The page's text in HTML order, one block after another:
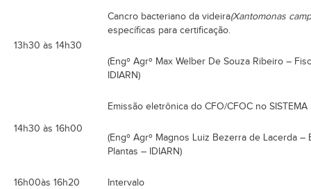
13h30 às 14h30
Cancro bacteriano da videira(Xantomonas
específicas para certificação.
(Engº Agrº Max Welber De Souza Ribeiro –
IDIARN)
14h30 às 16h00
Emissão eletrônica do CFO/CFOC no SISTEMA
(Engº Agrº Magnos Luiz Bezerra de Lacerda –
Plantas – IDIARN)
16h00às 16h20 Intervalo